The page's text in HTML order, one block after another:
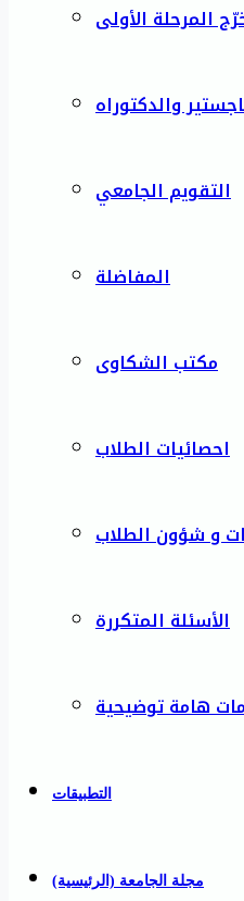
المرحلة الأولى
والدكتوراه
التقويم الجامعي
المفاضلة
مكتب الشكاوى
احصائيات الطلاب
و شؤون الطلاب
الأسئلة المتكررة
هامة توضيحية
التطبيقات
مجلة الجامعة (الرئيسية)